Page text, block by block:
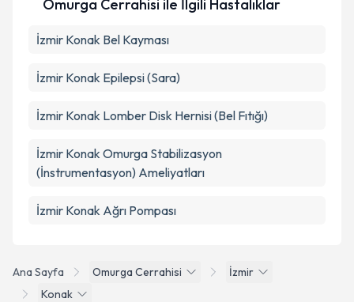
Ana Sayfa Omurga Cerrahisi
İzmir
Konak
Omurga Cerrahisi ile İlgili Hastalıklar
İzmir Konak Bel Kayması
İzmir Konak Epilepsi (Sara)
İzmir Konak Lomber Disk Hernisi (Bel Fıtığı)
İzmir Konak Omurga Stabilizasyon
(İnstrumentasyon) Ameliyatları
İzmir Konak Ağrı Pompası